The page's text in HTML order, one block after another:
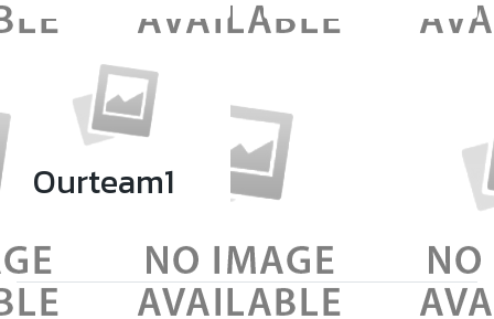
Ourteam1